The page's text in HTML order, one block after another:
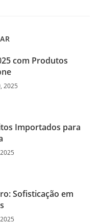
com Produtos
2025
Importados para
Sofisticação em